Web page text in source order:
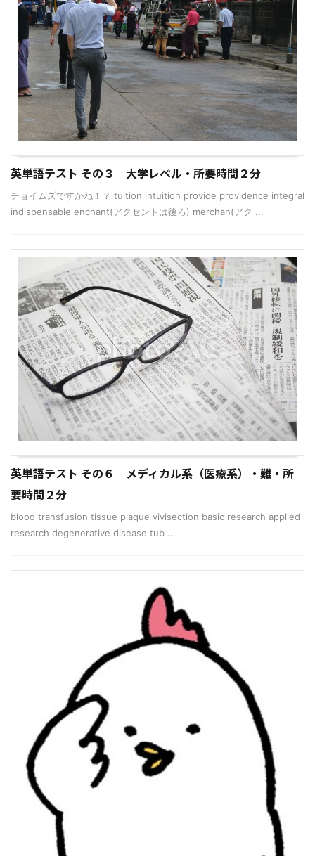
英単語テスト その３ 大学レベル・所要時間２分
チョイムズですかね！？ tuition intuition provide providence integral
indispensable enchant(アクセントは後ろ) merchan(アク ...
英単語テスト その６ メディカル系（医療系）・難・所
要時間２分
blood transfusion tissue plaque vivisection basic research applied
research degenerative disease tub ...